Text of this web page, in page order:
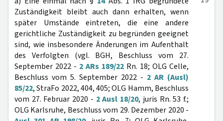
Zuständigkeit bleibt auch dann erhalten, wenn
später Umstände eintreten, die eine andere
gerichtliche Zuständigkeit zu begründen geeignet
sind, wie insbesondere Änderungen im Aufenthalt
des Verfolgten (vgl. BGH, Beschluss vom 27.
September 2022 - 2 ARs 189/22 Rn. 18; OLG Celle,
Beschluss vom 5. September 2022 - 2 AR (Ausl)
85/22, StraFo 2022, 404, 405; OLG Hamm, Beschluss
vom 27. Februar 2020 - 2 Ausl 18/20, juris Rn. 53 f.;
OLG Karlsruhe, Beschluss vom 29. Dezember 2020 -